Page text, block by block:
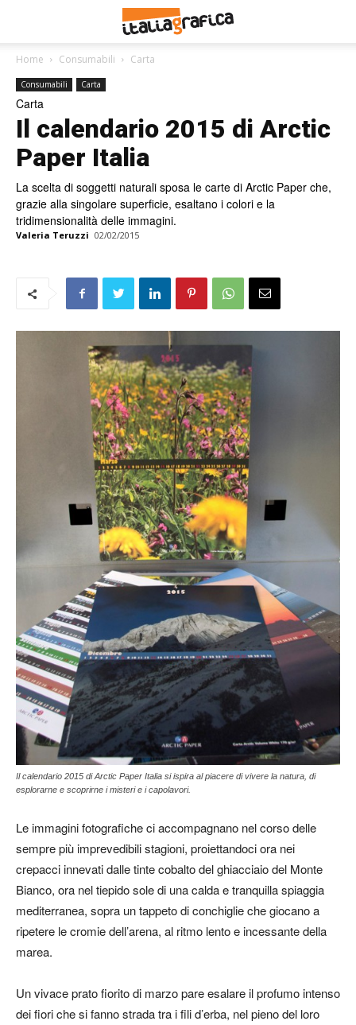
Home Consumabili Carta
Consumabili Carta
Carta
Il calendario 2015 di Arctic
Paper Italia
La scelta di soggetti naturali sposa le carte di Arctic Paper che,
grazie alla singolare superficie, esaltano i colori e la
tridimensionalità delle immagini.
Valeria Teruzzi 02/02/2015
Il calendario 2015 di Arctic Paper Italia si ispira al piacere di vivere la natura, di
esplorarne e scoprirne i misteri e i capolavori.
Le immagini fotografiche ci accompagnano nel corso delle
sempre più imprevedibili stagioni, proiettandoci ora nei
crepacci innevati dalle tinte cobalto del ghiacciaio del Monte
Bianco, ora nel tiepido sole di una calda e tranquilla spiaggia
mediterranea, sopra un tappeto di conchiglie che giocano a
ripetere le cromie dell’arena, al ritmo lento e incessante della
marea.
Un vivace prato fiorito di marzo pare esalare il profumo intenso
dei fiori che si fanno strada tra i fili d’erba, nel pieno del loro